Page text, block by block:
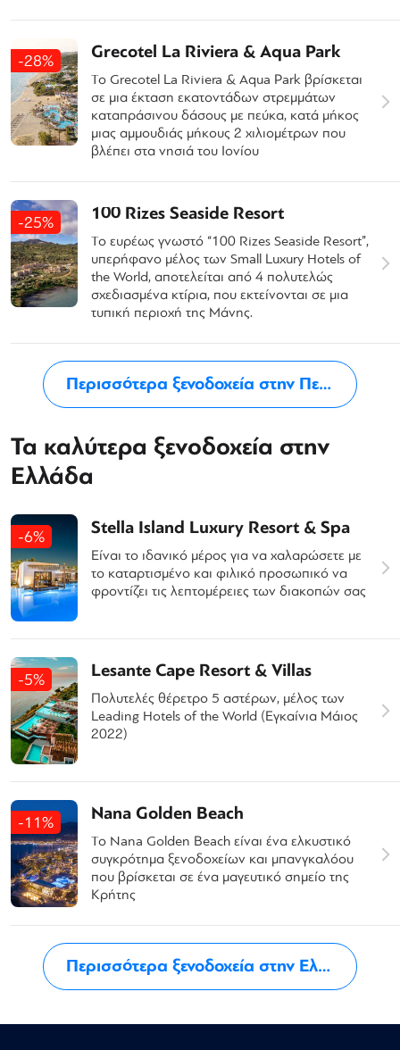
-28% Grecotel La Riviera & Aqua Park
Το Grecotel La Riviera & Aqua Park βρίσκεται
σε μια έκταση εκατοντάδων στρεμμάτων
καταπράσινου δάσους με πεύκα, κατά μήκος
μιας αμμουδιάς μήκους 2 χιλιομέτρων που
βλέπει στα νησιά του Ιονίου
-25% 100 Rizes Seaside Resort
Το ευρέως γνωστό “100 Rizes Seaside Resort”,
υπερήφανο μέλος των Small Luxury Hotels of
the World, αποτελείται από 4 πολυτελώς
σχεδιασμένα κτίρια, που εκτείνονται σε μια
τυπική περιοχή της Μάνης.
Περισσότερα ξενοδοχεία στην Πελοπόννησο
Τα καλύτερα ξενοδοχεία στην
Ελλάδα
-6% Stella Island Luxury Resort & Spa
Είναι το ιδανικό μέρος για να χαλαρώσετε με
το καταρτισμένο και φιλικό προσωπικό να
φροντίζει τις λεπτομέρειες των διακοπών σας
-5% Lesante Cape Resort & Villas
Πολυτελές θέρετρο 5 αστέρων, μέλος των
Leading Hotels of the World (Εγκαίνια Μάιος
2022)
-11% Nana Golden Beach
Το Nana Golden Beach είναι ένα ελκυστικό
συγκρότημα ξενοδοχείων και μπανγκαλόου
που βρίσκεται σε ένα μαγευτικό σημείο της
Κρήτης
Περισσότερα ξενοδοχεία στην Ελλάδα